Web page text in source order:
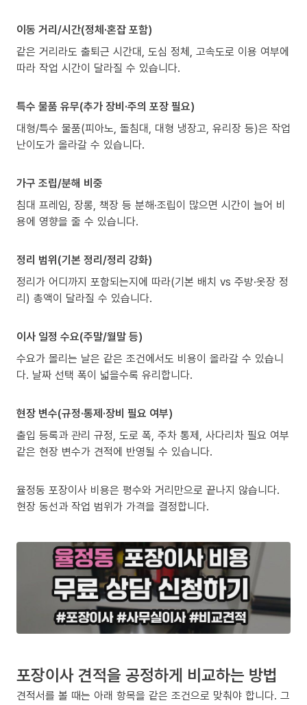
이동 거리/시간(정체·혼잡 포함)
같은 거리라도 출퇴근 시간대, 도심 정체, 고속도로 이용 여부에
따라 작업 시간이 달라질 수 있습니다.
특수 물품 유무(추가 장비·주의 포장 필요)
대형/특수 물품(피아노, 돌침대, 대형 냉장고, 유리장 등)은 작업
난이도가 올라갈 수 있습니다.
가구 조립/분해 비중
침대 프레임, 장롱, 책장 등 분해·조립이 많으면 시간이 늘어 비
용에 영향을 줄 수 있습니다.
정리 범위(기본 정리/정리 강화)
정리가 어디까지 포함되는지에 따라(기본 배치 vs 주방·옷장 정
리) 총액이 달라질 수 있습니다.
이사 일정 수요(주말/월말 등)
수요가 몰리는 날은 같은 조건에서도 비용이 올라갈 수 있습니
다. 날짜 선택 폭이 넓을수록 유리합니다.
현장 변수(규정·통제·장비 필요 여부)
출입 등록과 관리 규정, 도로 폭, 주차 통제, 사다리차 필요 여부
같은 현장 변수가 견적에 반영될 수 있습니다.
율정동 포장이사 비용은 평수와 거리만으로 끝나지 않습니다.
현장 동선과 작업 범위가 가격을 결정합니다.
포장이사 견적을 공정하게 비교하는 방법
견적서를 볼 때는 아래 항목을 같은 조건으로 맞춰야 합니다. 그